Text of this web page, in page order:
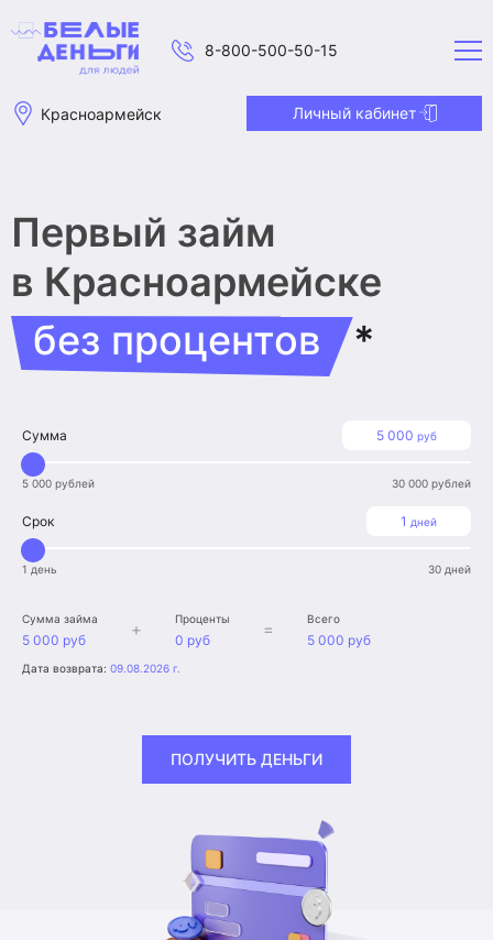
8-800-500-50-15
Красноармейск Личный кабинет
Первый займ
в Красноармейске
без процентов
*
5 000 руб
Сумма
5 000 рублей 30 000 рублей
1 дней
Срок
1 день 30 дней
Сумма займа
5 000 руб
+ Проценты
0 руб
= Всего
5 000 руб
Дата возврата: 09.08.2026 г.
ПОЛУЧИТЬ ДЕНЬГИ